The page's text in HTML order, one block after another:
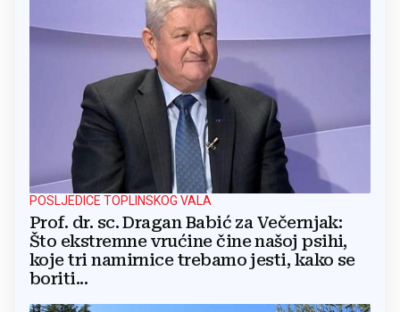
POSLJEDICE TOPLINSKOG VALA
Prof. dr. sc. Dragan Babić za Večernjak:
Što ekstremne vrućine čine našoj psihi,
koje tri namirnice trebamo jesti, kako se
boriti...